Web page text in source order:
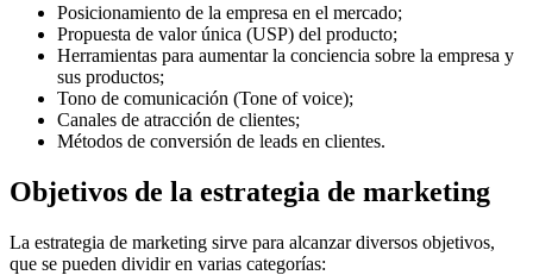
Posicionamiento de la empresa en el mercado;
Propuesta de valor única (USP) del producto;
Herramientas para aumentar la conciencia sobre la empresa y
sus productos;
Tono de comunicación (Tone of voice);
Canales de atracción de clientes;
Métodos de conversión de leads en clientes.
Objetivos de la estrategia de marketing
La estrategia de marketing sirve para alcanzar diversos objetivos,
que se pueden dividir en varias categorías: